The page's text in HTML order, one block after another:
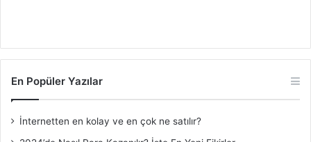
En Popüler Yazılar
İnternetten en kolay ve en çok ne satılır?